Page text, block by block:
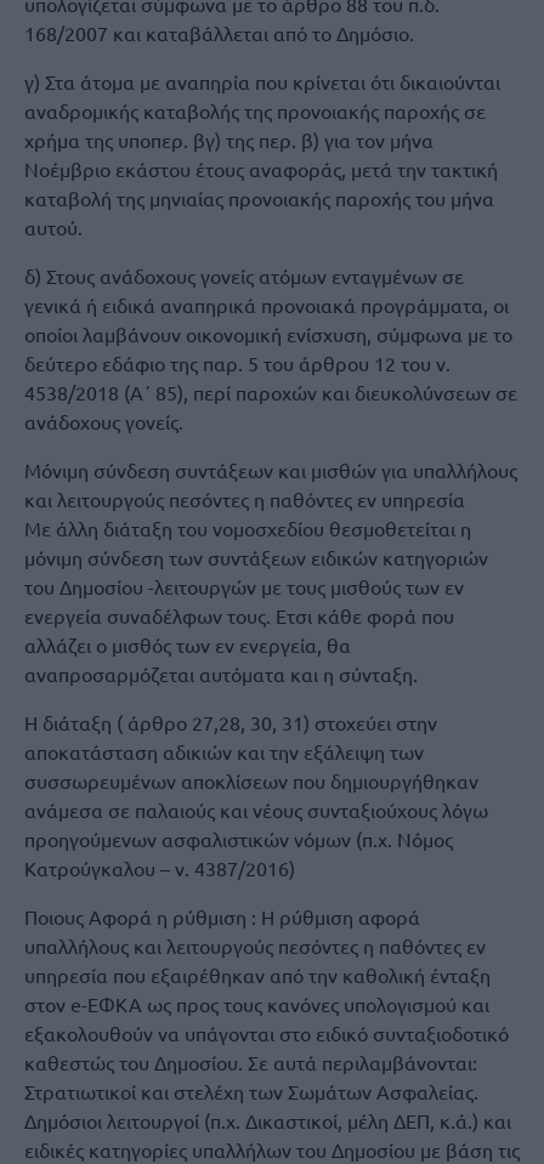
168/2007 και καταβάλλεται από το Δημόσιο.
γ) Στα άτομα με αναπηρία που κρίνεται ότι δικαιούνται
αναδρομικής καταβολής της προνοιακής παροχής σε
χρήμα της υποπερ. βγ) της περ. β) για τον μήνα
Νοέμβριο εκάστου έτους αναφοράς, μετά την τακτική
καταβολή της μηνιαίας προνοιακής παροχής του μήνα
αυτού.
δ) Στους ανάδοχους γονείς ατόμων ενταγμένων σε
γενικά ή ειδικά αναπηρικά προνοιακά προγράμματα, οι
οποίοι λαμβάνουν οικονομική ενίσχυση, σύμφωνα με το
δεύτερο εδάφιο της παρ. 5 του άρθρου 12 του ν.
4538/2018 (Α΄ 85), περί παροχών και διευκολύνσεων σε
ανάδοχους γονείς.
Μόνιμη σύνδεση συντάξεων και μισθών για υπαλλήλους
και λειτουργούς πεσόντες η παθόντες εν υπηρεσία
Με άλλη διάταξη του νομοσχεδίου θεσμοθετείται η
μόνιμη σύνδεση των συντάξεων ειδικών κατηγοριών
του Δημοσίου -λειτουργών με τους μισθούς των εν
ενεργεία συναδέλφων τους. Ετσι κάθε φορά που
αλλάζει ο μισθός των εν ενεργεία, θα
αναπροσαρμόζεται αυτόματα και η σύνταξη.
Η διάταξη ( άρθρο 27,28, 30, 31) στοχεύει στην
αποκατάσταση αδικιών και την εξάλειψη των
συσσωρευμένων αποκλίσεων που δημιουργήθηκαν
ανάμεσα σε παλαιούς και νέους συνταξιούχους λόγω
προηγούμενων ασφαλιστικών νόμων (π.χ. Νόμος
Κατρούγκαλου – ν. 4387/2016)
Ποιους Αφορά η ρύθμιση : Η ρύθμιση αφορά
υπαλλήλους και λειτουργούς πεσόντες η παθόντες εν
υπηρεσία που εξαιρέθηκαν από την καθολική ένταξη
στον e-ΕΦΚΑ ως προς τους κανόνες υπολογισμού και
εξακολουθούν να υπάγονται στο ειδικό συνταξιοδοτικό
καθεστώς του Δημοσίου. Σε αυτά περιλαμβάνονται:
Στρατιωτικοί και στελέχη των Σωμάτων Ασφαλείας.
Δημόσιοι λειτουργοί (π.χ. Δικαστικοί, μέλη ΔΕΠ, κ.ά.) και
ειδικές κατηγορίες υπαλλήλων του Δημοσίου με βάση τις